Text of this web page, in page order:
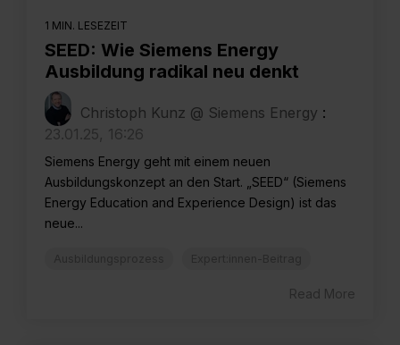
1 MIN. LESEZEIT
SEED: Wie Siemens Energy
Ausbildung radikal neu denkt
Christoph Kunz @ Siemens Energy :
23.01.25, 16:26
Siemens Energy geht mit einem neuen
Ausbildungskonzept an den Start. „SEED“ (Siemens
Energy Education and Experience Design) ist das
neue...
Read More